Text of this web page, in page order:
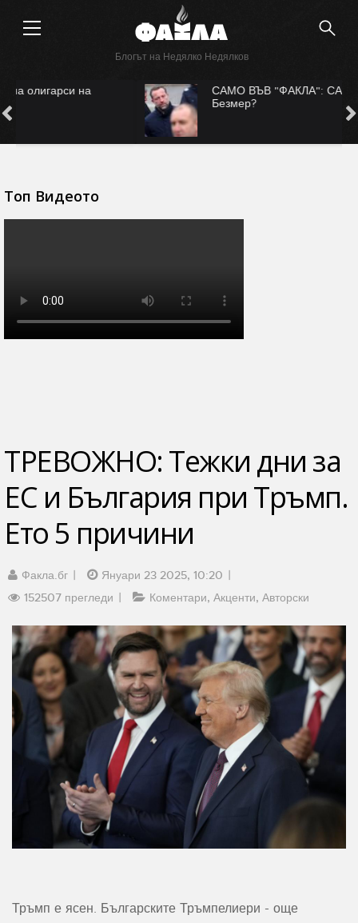
Блогът на Недялко Недялков
САМО ВЪВ "ФАКЛА": САЩ ни рекетират за
Топ Видеото
ТРЕВОЖНО: Тежки дни за
ЕС и България при Тръмп.
Ето 5 причини
Факла.бг
Януари 23 2025, 10:20
152507 прегледи
Коментари Акценти Авторски
Тръмп е ясен. Българските Тръмпелиери - още